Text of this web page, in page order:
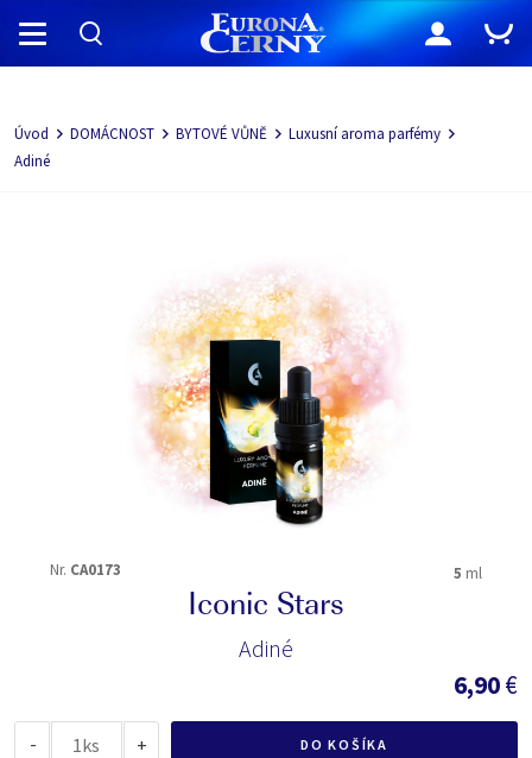
Navigácia
Úvod DOMÁCNOST BYTOVÉ VŮNĚ
Luxusní aroma parfémy
Adiné
Nr. CA0173 5 ml
Iconic Stars
Adiné
6,90€
- ks + DO KOŠÍKA